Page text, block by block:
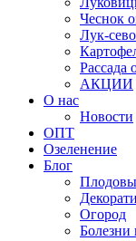
Чеснок
Лук-
Рассада
АКЦИИ
О нас
Новости
ОПТ
Озеленение
Блог
Огород
Болезни